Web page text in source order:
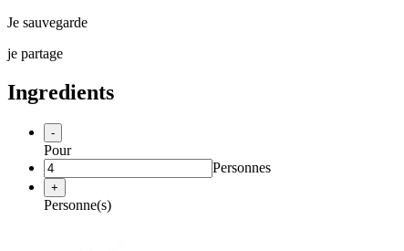
Je sauvegarde
je partage
Ingredients
-
Pour
Personnes
+
Personne(s)